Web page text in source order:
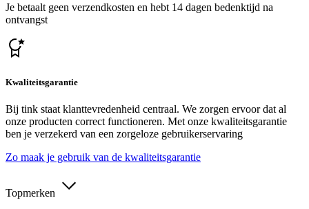
Je betaalt geen verzendkosten en hebt 14 dagen bedenktijd na
ontvangst
Kwaliteitsgarantie
Bij tink staat klanttevredenheid centraal. We zorgen ervoor dat al
onze producten correct functioneren. Met onze kwaliteitsgarantie
ben je verzekerd van een zorgeloze gebruikerservaring
Zo maak je gebruik van de kwaliteitsgarantie
Topmerken